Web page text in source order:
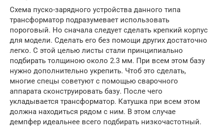
Схема пуско-зарядного устройства данного типа
трансформатор подразумевает использовать
пороговый. Но сначала следует сделать крепкий корпус
для модели. Сделать его без помощи других достаточно
легко. С этой целью листы стали принципиально
подбирать толщиною около 2.3 мм. При всем этом базу
нужно дополнительно укрепить. Чтоб это сделать,
многие спецы советуют с помощью сварочного
аппарата сконструировать базу. После чего
укладывается трансформатор. Катушка при всем этом
должна находиться рядом с ним. В этом случае
демпфер идеальнее всего подбирать низкочастотный.